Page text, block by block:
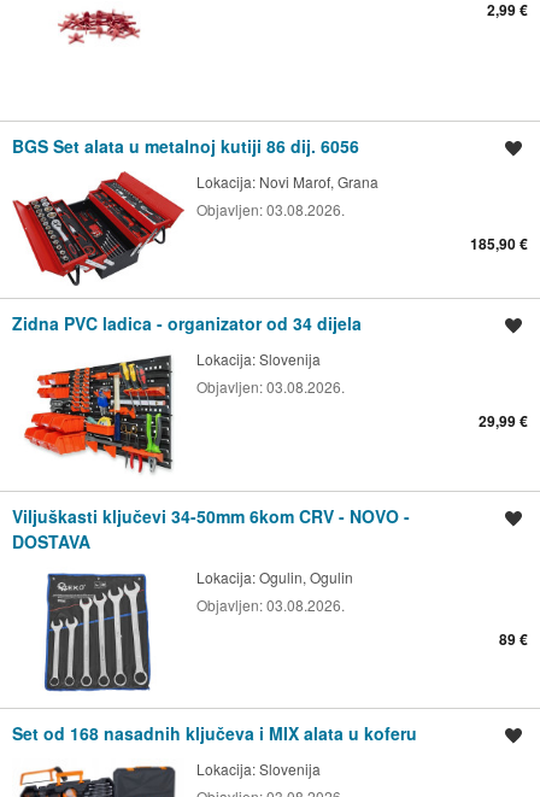
2,99 €
BGS Set alata u metalnoj kutiji 86 dij. 6056
Lokacija: Novi Marof, Grana
Objavljen:03.08.2026.
185,90 €
Zidna PVC ladica - organizator od 34 dijela
Lokacija:Slovenija
Objavljen:03.08.2026.
29,99 €
Viljuškasti ključevi 34-50mm 6kom CRV - NOVO -
DOSTAVA
Lokacija:Ogulin, Ogulin
Objavljen:03.08.2026.
89 €
Set od 168 nasadnih ključeva i MIX alata u koferu
Lokacija:Slovenija